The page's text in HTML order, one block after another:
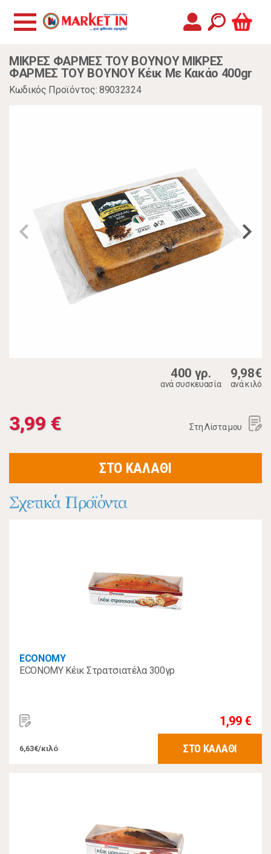
ΜΙΚΡΕΣ ΦΑΡΜΕΣ ΤΟΥ ΒΟΥΝΟΥ ΜΙΚΡΕΣ
ΦΑΡΜΕΣ ΤΟΥ ΒΟΥΝΟΥ Κέικ Με Κακάο 400gr
Κωδικός Προϊόντος: 89032324
400 γρ.
ανά συσκευασία
9,98€
ανά κιλό
3,99 € Στη Λίστα μου
ΣΤΟ ΚΑΛΑΘΙ
Σχετικά Προϊόντα
ECONOMY
ECONOMY Κέικ Στρατσιατέλα 300γρ
1,99 €
6,63€/κιλό ΣΤΟ ΚΑΛΑΘΙ